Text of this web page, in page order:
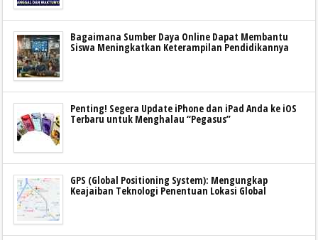
Bagaimana Sumber Daya Online Dapat Membantu
Siswa Meningkatkan Keterampilan Pendidikannya
Penting! Segera Update iPhone dan iPad Anda ke iOS
Terbaru untuk Menghalau “Pegasus”
GPS (Global Positioning System): Mengungkap
Keajaiban Teknologi Penentuan Lokasi Global